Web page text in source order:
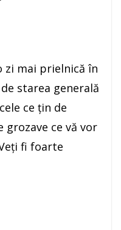
zi mai prielnică în
starea generală
ce ţin de
ce vă vor
fi foarte